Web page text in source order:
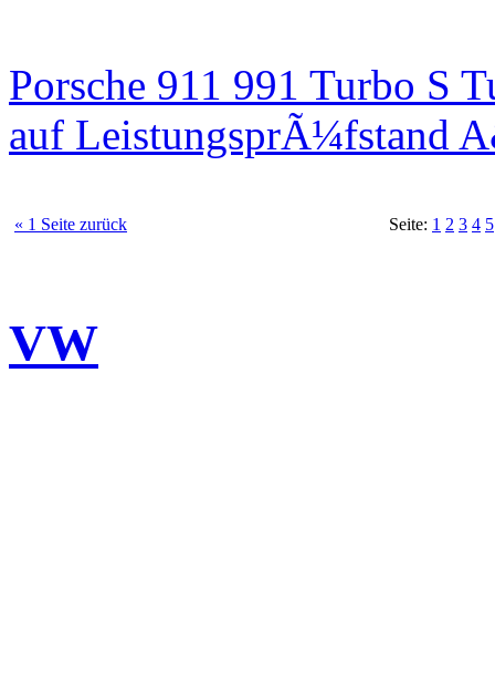
Porsche 911 991 Turbo S
auf LeistungsprÃ¼fstand
« 1 Seite zurück Seite: 1 2 3 4 5
VW